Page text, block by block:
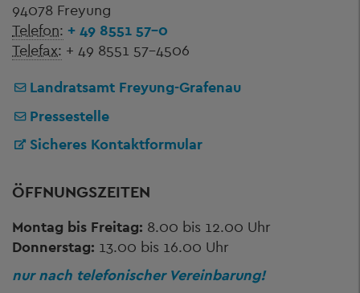
94078 Freyung
Telefon: + 49 8551 57-0
Telefax: + 49 8551 57-4506
Landratsamt Freyung-Grafenau
Pressestelle
Sicheres Kontaktformular
ÖFFNUNGSZEITEN
Montag bis Freitag: 8.00 bis 12.00 Uhr
Donnerstag: 13.00 bis 16.00 Uhr
nur nach telefonischer Vereinbarung!